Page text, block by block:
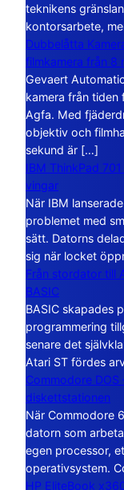
teknikens
kontorsarbete,
Dubbelåtta
filmkamera från 8
Gevaert
kamera från tiden
Agfa. Med
objektiv och
sekund är […]
IBM ThinkPad
vingar
När IBM
problemet med
sätt. Datorns
sig när locket
Från stordator till
BASIC
BASIC skapades
programmering
senare det
Atari ST fördes
Commodore
diskettstationen
När Commodore
datorn som
egen processor,
operativsystem.
HP EliteBook